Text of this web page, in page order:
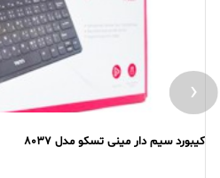
کیبورد سیم دار مینی تسکو مدل 8037
‹